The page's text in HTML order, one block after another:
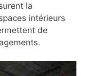
la
intérieurs
de